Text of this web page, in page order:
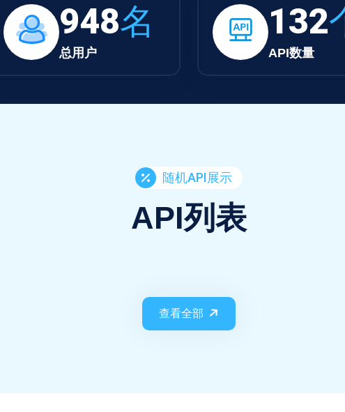
948名
总用户
132
API数量
随机API展示
API列表
查看全部